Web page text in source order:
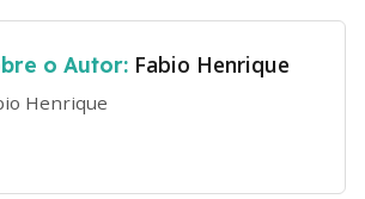
o Autor: Fabio Henrique
Henrique